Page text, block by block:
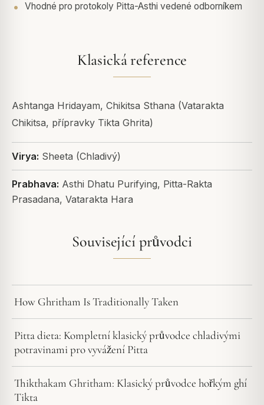
Vhodné pro protokoly Pitta-Asthi vedené odborníkem
Klasická reference
Ashtanga Hridayam, Chikitsa Sthana (Vatarakta
Chikitsa, přípravky Tikta Ghrita)
Virya: Sheeta (Chladivý)
Prabhava: Asthi Dhatu Purifying, Pitta-Rakta
Prasadana, Vatarakta Hara
Související průvodci
How Ghritham Is Traditionally Taken
Pitta dieta: Kompletní klasický průvodce chladivými
potravinami pro vyvážení Pitta
Thikthakam Ghritham: Klasický průvodce hořkým ghí
Tikta